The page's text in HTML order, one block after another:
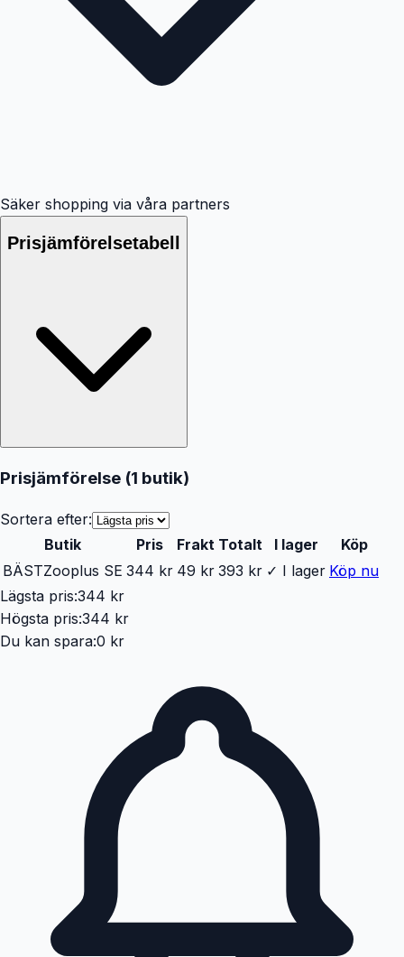
Säker shopping via våra partners
Prisjämförelsetabell
Prisjämförelse (1 butik)
Sortera efter:
Butik
Pris Frakt Totalt I lager
Köp
BÄSTZooplus SE 344 kr 49 kr 393 kr ✓ I lager Köp nu
Lägsta pris:344 kr
Högsta pris:344 kr
Du kan spara:0 kr